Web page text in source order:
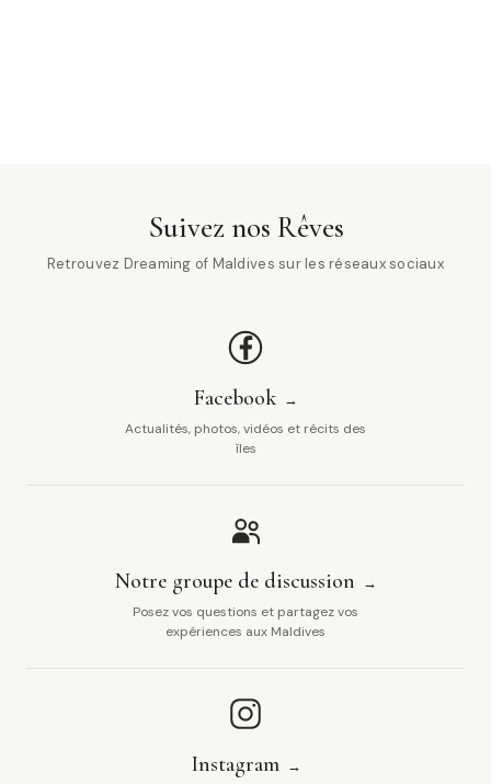
Suivez nos Rêves
Retrouvez Dreaming of Maldives sur les réseaux sociaux
Facebook
Actualités, photos, vidéos et récits des
îles
Notre groupe de discussion
Posez vos questions et partagez vos
expériences aux Maldives
Instagram